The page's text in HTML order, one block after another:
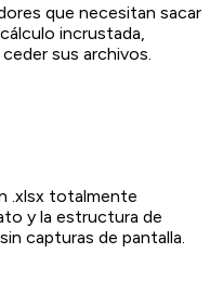
que necesitan sacar
incrustada,
sus archivos.
.xlsx totalmente
y la estructura de
capturas de pantalla.